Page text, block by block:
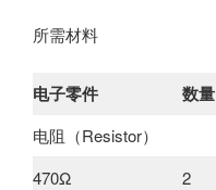
所需材料
电子零件 数量
电阻（Resistor）
470Ω
2